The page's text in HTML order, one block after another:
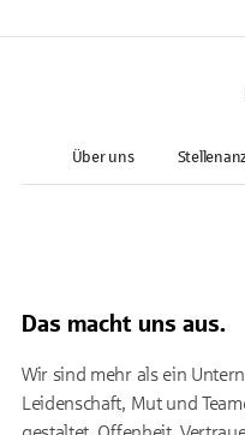
Über uns
Das macht uns aus.
Wir sind mehr als ein
Leidenschaft, Mut und